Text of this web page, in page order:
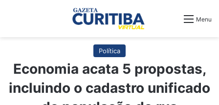
Menu
Política
Economia acata 5 propostas,
incluindo o cadastro unificado